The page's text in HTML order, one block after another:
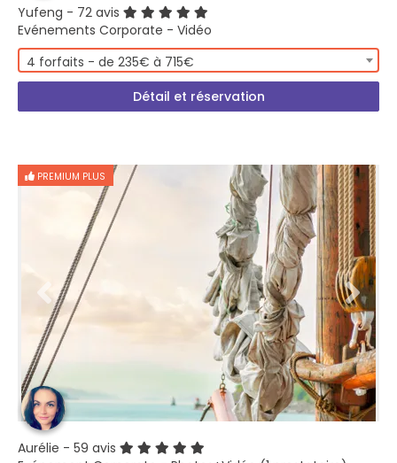
Yufeng - 72 avis
Evénements Corporate - Vidéo
4 forfaits - de 235€ à 715€
Détail et réservation
PREMIUM PLUS
Aurélie - 59 avis